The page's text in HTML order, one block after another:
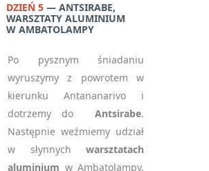
DZIEŃ 5
ANTSIRABE,
WARSZTATY ALUMINIUM
W AMBATOLAMPY
Po pysznym śniadaniu
wyruszymy z powrotem w
kierunku Antananarivo i
dotrzemy do Antsirabe.
Następnie weźmiemy udział
w słynnych warsztatach
aluminium w Ambatolampy,